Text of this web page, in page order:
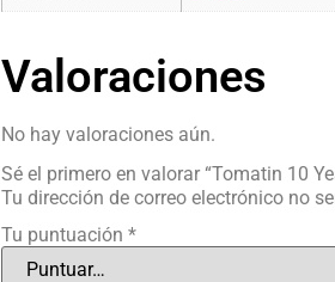
Valoraciones
No hay valoraciones aún.
Sé el primero en valorar “Tomatin 10
Tu dirección de correo electrónico no
Tu puntuación *